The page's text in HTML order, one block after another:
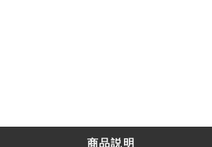
商品説明